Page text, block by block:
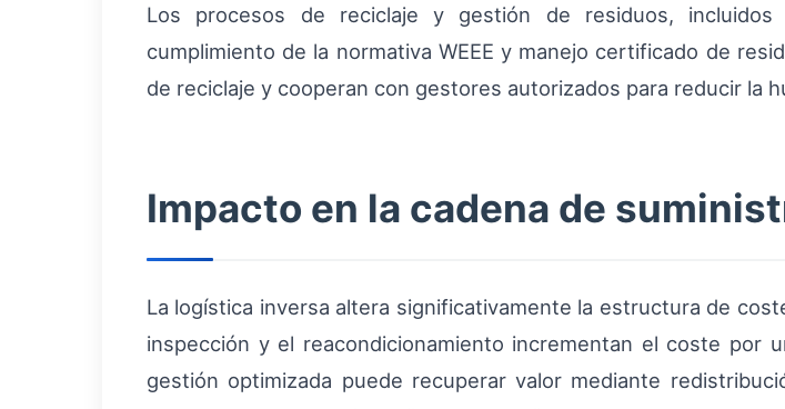
Los procesos de reciclaje y gestión de residuos,
cumplimiento de la normativa WEEE y manejo certificado de
de reciclaje y cooperan con gestores autorizados para reducir la
Impacto en la cadena de
La logística inversa altera significativamente la estructura de
inspección y el reacondicionamiento incrementan el coste por
gestión optimizada puede recuperar valor mediante